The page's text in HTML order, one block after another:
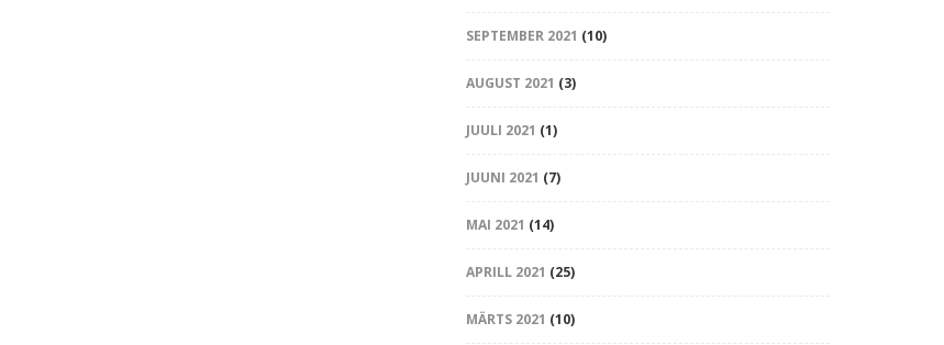
SEPTEMBER 2021 (10)
AUGUST 2021 (3)
JUULI 2021 (1)
JUUNI 2021 (7)
MAI 2021 (14)
APRILL 2021 (25)
MÄRTS 2021 (10)